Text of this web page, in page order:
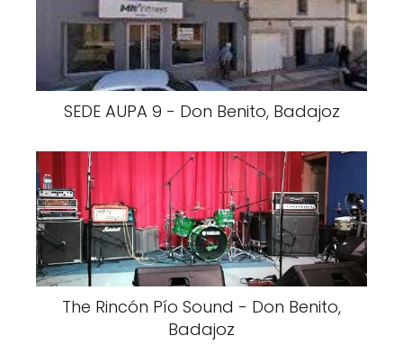
SEDE AUPA 9 - Don Benito, Badajoz
The Rincón Pío Sound - Don Benito,
Badajoz